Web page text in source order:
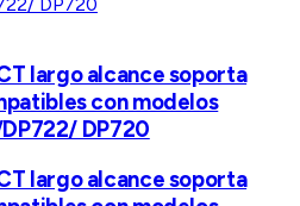
largo alcance soporta
con modelos
DP720
largo alcance soporta